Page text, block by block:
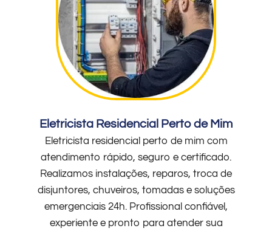
Eletricista Residencial Perto de Mim
Eletricista residencial perto de mim com
atendimento rápido, seguro e certificado.
Realizamos instalações, reparos, troca de
disjuntores, chuveiros, tomadas e soluções
emergenciais 24h. Profissional confiável,
experiente e pronto para atender sua